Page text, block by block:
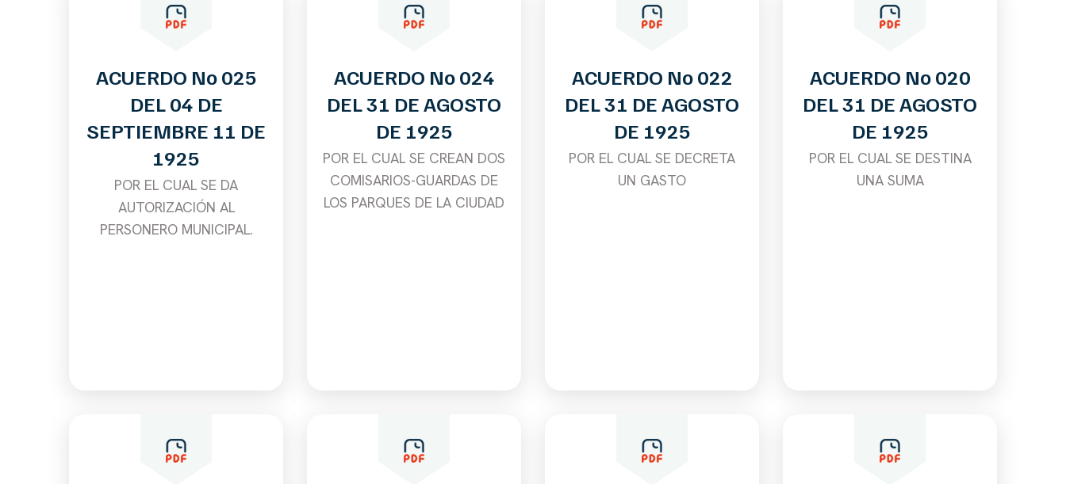
ACUERDO No 025
DEL 04 DE
SEPTIEMBRE 11 DE
1925
POR EL CUAL SE DA
AUTORIZACIÓN AL
PERSONERO MUNICIPAL.
ACUERDO No 024
DEL 31 DE AGOSTO
DE 1925
POR EL CUAL SE CREAN DOS
COMISARIOS-GUARDAS DE
LOS PARQUES DE LA CIUDAD
ACUERDO No 022
DEL 31 DE AGOSTO
DE 1925
POR EL CUAL SE DECRETA
UN GASTO
ACUERDO No 020
DEL 31 DE AGOSTO
DE 1925
POR EL CUAL SE DESTINA
UNA SUMA